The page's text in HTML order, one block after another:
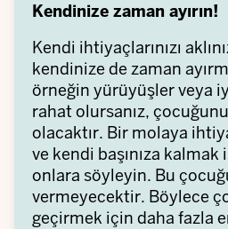
Kendinize zaman ayırın!
Kendi ihtiyaçlarınızı
kendinize de zaman
örneğin yürüyüşler veya
rahat olursanız,
olacaktır. Bir molaya
ve kendi başınıza
onlara söyleyin. Bu
vermeyecektir. Böylece
geçirmek için daha fazla